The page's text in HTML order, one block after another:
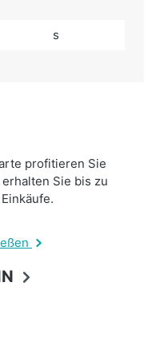
s
profitieren Sie
Sie bis zu